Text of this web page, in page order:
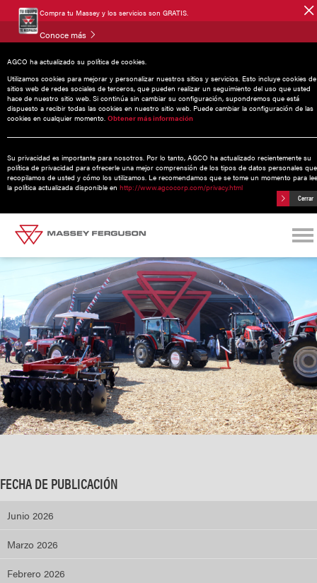
Compra tu Massey y los servicios son GRATIS.
Conoce más
AGCO ha actualizado su política de cookies.
Utilizamos cookies para mejorar y personalizar nuestros sitios y servicios. Esto incluye cookies de
sitios web de redes sociales de terceros, que pueden realizar un seguimiento del uso que usted
hace de nuestro sitio web. Si continúa sin cambiar su configuración, supondremos que está
dispuesto a recibir todas las cookies en nuestro sitio web. Puede cambiar la configuración de las
cookies en cualquier momento. Obtener más información
Su privacidad es importante para nosotros. Por lo tanto, AGCO ha actualizado recientemente su
política de privacidad para ofrecerle una mejor comprensión de los tipos de datos personales que
recopilamos de usted y cómo los utilizamos. Le recomendamos que se tome un momento para
la política actualizada disponible en http://www.agcocorp.com/privacy.html
Cerrar
Noticias
Massey Ferguson reafirma su liderazgo
en la Expo Agroalimentaria 2025
FECHA DE PUBLICACIÓN
Junio 2026
Marzo 2026
Febrero 2026